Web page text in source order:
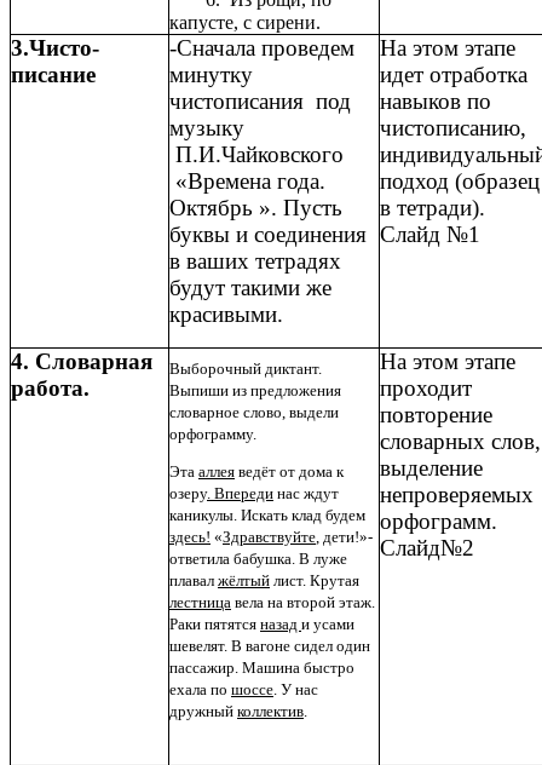
капусте, с сирени.
3.Чисто-
писание
-Сначала проведем
минутку
чистописания под
музыку
П.И.Чайковского
«Времена года.
Октябрь ». Пусть
буквы и соединения
в ваших тетрадях
будут такими же
красивыми.
На этом этапе
идет отработка
навыков по
чистописанию,
подход (образец
в тетради).
Слайд №1
4. Словарная
работа.
Выборочный диктант.
Выпиши из предложения
словарное слово, выдели
орфограмму.
Эта аллея ведёт от дома к
озеру. Впереди нас ждут
каникулы. Искать клад будем
здесь! «Здравствуйте, дети!»-
ответила бабушка. В луже
плавал жёлтый лист. Крутая
лестница вела на второй этаж.
Раки пятятся назад и усами
шевелят. В вагоне сидел один
пассажир. Машина быстро
ехала по шоссе. У нас
дружный коллектив.
На этом этапе
проходит
повторение
словарных слов,
выделение
непроверяемых
орфограмм.
Слайд№2